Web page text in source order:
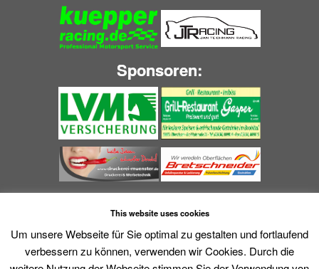
Sponsoren:
This website uses cookies
Um unsere Webseite für Sie optimal zu gestalten und fortlaufend
verbessern zu können, verwenden wir Cookies. Durch die